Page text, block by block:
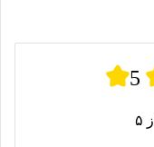
5
از ۵